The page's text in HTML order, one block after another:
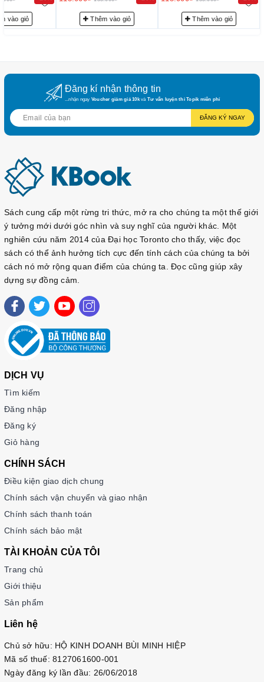
vào giỏ Thêm vào giỏ Thêm vào giỏ
Đăng kí nhận thông tin
...nhận ngay Voucher giảm giá 10kvà Tư vấn luyện thi Topik miễn phí
ĐĂNG KÝ NGAY
Sách cung cấp một rừng tri thức, mở ra cho chúng ta một thế giới
ý tưởng mới dưới góc nhìn và suy nghĩ của người khác. Một
nghiên cứu năm 2014 của Đại học Toronto cho thấy, việc đọc
sách có thể ảnh hưởng tích cực đến tính cách của chúng ta bởi
cách nó mở rộng quan điểm của chúng ta. Đọc cũng giúp xây
dựng sự đồng cảm.
DỊCH VỤ
Tìm kiếm
Đăng nhập
Đăng ký
Giỏ hàng
CHÍNH SÁCH
Điều kiện giao dịch chung
Chính sách vận chuyển và giao nhận
Chính sách thanh toán
Chính sách bảo mật
TÀI KHOẢN CỦA TÔI
Trang chủ
Giới thiệu
Sản phẩm
Liên hệ
Chủ sở hữu: HỘ KINH DOANH BÙI MINH HIỆP
Mã số thuế: 8127061600-001
Ngày đăng ký lần đầu: 26/06/2018